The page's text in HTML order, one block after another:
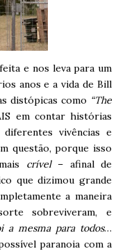
e nos leva para um
anos e a vida de Bill
distópicas como “The
em contar histórias
diferentes vivências e
questão, porque isso
crível– afinal de
que dizimou grande
a maneira
sobreviveram, e
a mesma para todos…
paranoia com a